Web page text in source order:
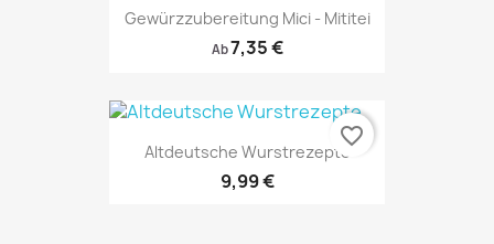
Gewürzzubereitung Mici - Mititei
Ab7,35 €
Altdeutsche Wurstrezepte
9,99 €
favorite_border